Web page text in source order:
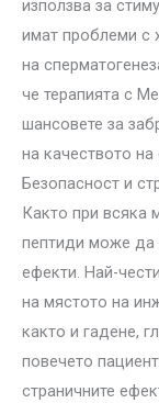
използва за
имат проблеми с
на
че терапията с
шансовете за
на качеството
Безопасност и
Както при всяка
пептиди може да
ефекти. Най-
на мястото на
както и гадене,
повечето
страничните